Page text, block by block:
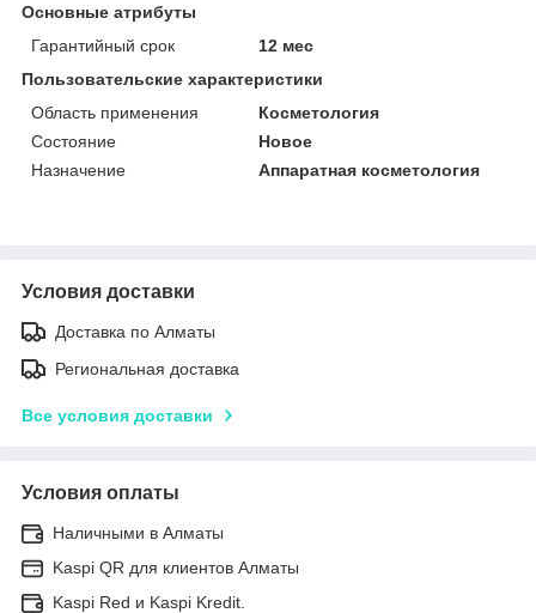
Основные атрибуты
Гарантийный срок
12 мес
Пользовательские характеристики
Область применения
Косметология
Состояние
Новое
Назначение
Аппаратная косметология
Условия доставки
Доставка по Алматы
Региональная доставка
Все условия доставки
Условия оплаты
Наличными в Алматы
Kaspi QR для клиентов Алматы
Kaspi Red и Kaspi Kredit.